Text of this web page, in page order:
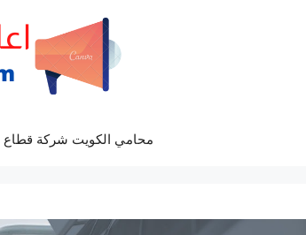
محامي الكويت شركة قطاع